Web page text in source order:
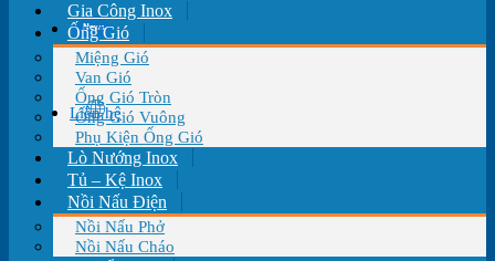
Tin tức
Liên hệ
Gia Công Inox
Ống Gió
Miệng Gió
Van Gió
Ống Gió Tròn
Ống Gió Vuông
Phụ Kiện Ống Gió
Lò Nướng Inox
Tủ – Kệ Inox
Nồi Nấu Điện
Nồi Nấu Phở
Nồi Nấu Cháo